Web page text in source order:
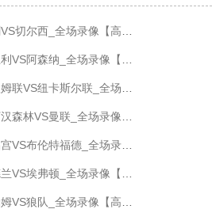
西_全场录像【高清回放】
森纳_全场录像【高清回放】
斯尔联_全场录像【高清回放】
曼联_全场录像【高清回放】
特福德_全场录像【高清回放】
弗顿_全场录像【高清回放】
队_全场录像【高清回放】